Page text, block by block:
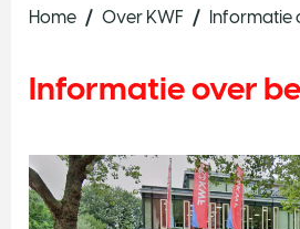
Home Over KWF Informatie
Informatie over